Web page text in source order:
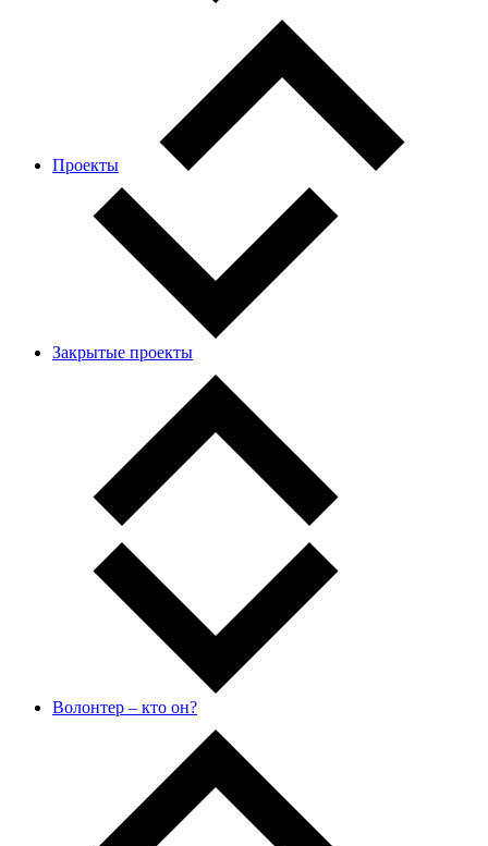
Проекты
Закрытые проекты
Волонтер – кто он?